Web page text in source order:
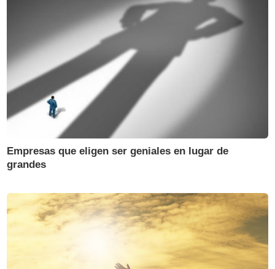
Empresas que eligen ser geniales en lugar de
grandes